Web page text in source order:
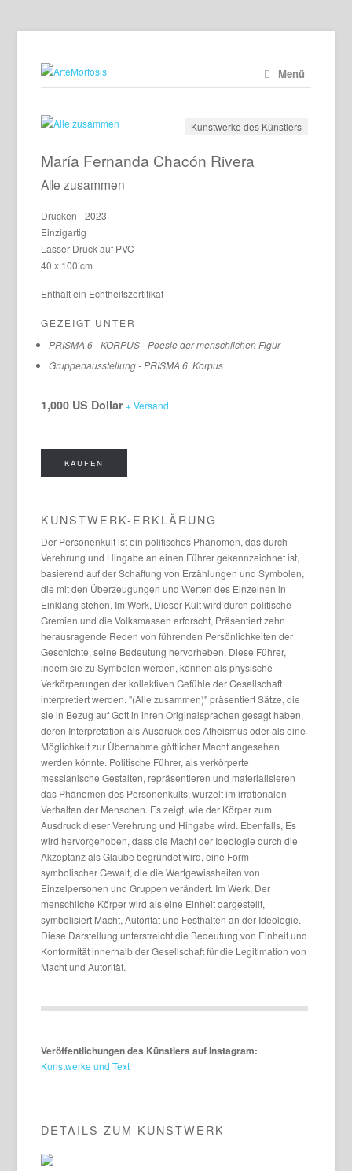
Menü
Kunstwerke des Künstlers
María Fernanda Chacón Rivera
Alle zusammen
Drucken - 2023
Einzigartig
Lasser-Druck auf PVC
40 x 100 cm
Enthält ein Echtheitszertifikat
GEZEIGT UNTER
PRISMA 6 - KORPUS - Poesie der menschlichen Figur
Gruppenausstellung - PRISMA 6. Korpus
1,000 US Dollar + Versand
KAUFEN
KUNSTWERK-ERKLÄRUNG
Der Personenkult ist ein politisches Phänomen, das durch
Verehrung und Hingabe an einen Führer gekennzeichnet ist,
basierend auf der Schaffung von Erzählungen und Symbolen,
die mit den Überzeugungen und Werten des Einzelnen in
Einklang stehen. Im Werk, Dieser Kult wird durch politische
Gremien und die Volksmassen erforscht, Präsentiert zehn
herausragende Reden von führenden Persönlichkeiten der
Geschichte, seine Bedeutung hervorheben. Diese Führer,
indem sie zu Symbolen werden, können als physische
Verkörperungen der kollektiven Gefühle der Gesellschaft
interpretiert werden. "(Alle zusammen)" präsentiert Sätze, die
sie in Bezug auf Gott in ihren Originalsprachen gesagt haben,
deren Interpretation als Ausdruck des Atheismus oder als eine
Möglichkeit zur Übernahme göttlicher Macht angesehen
werden könnte. Politische Führer, als verkörperte
messianische Gestalten, repräsentieren und materialisieren
das Phänomen des Personenkults, wurzelt im irrationalen
Verhalten der Menschen. Es zeigt, wie der Körper zum
Ausdruck dieser Verehrung und Hingabe wird. Ebenfalls, Es
wird hervorgehoben, dass die Macht der Ideologie durch die
Akzeptanz als Glaube begründet wird, eine Form
symbolischer Gewalt, die die Wertgewissheiten von
Einzelpersonen und Gruppen verändert. Im Werk, Der
menschliche Körper wird als eine Einheit dargestellt,
symbolisiert Macht, Autorität und Festhalten an der Ideologie.
Diese Darstellung unterstreicht die Bedeutung von Einheit und
Konformität innerhalb der Gesellschaft für die Legitimation von
Macht und Autorität.
Veröffentlichungen des Künstlers auf Instagram:
Kunstwerke und Text
DETAILS ZUM KUNSTWERK